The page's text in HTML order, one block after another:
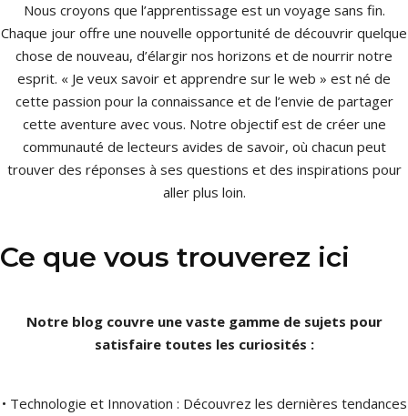
Nous croyons que l’apprentissage est un voyage sans fin.
Chaque jour offre une nouvelle opportunité de découvrir quelque
chose de nouveau, d’élargir nos horizons et de nourrir notre
esprit. « Je veux savoir et apprendre sur le web » est né de
cette passion pour la connaissance et de l’envie de partager
cette aventure avec vous. Notre objectif est de créer une
communauté de lecteurs avides de savoir, où chacun peut
trouver des réponses à ses questions et des inspirations pour
aller plus loin.
Ce que vous trouverez ici
Notre blog couvre une vaste gamme de sujets pour
satisfaire toutes les curiosités :
• Technologie et Innovation : Découvrez les dernières tendances